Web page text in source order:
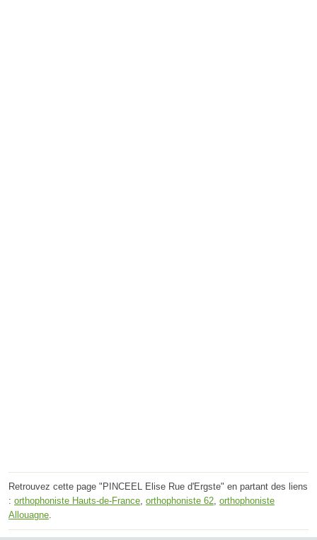
Retrouvez cette page "PINCEEL Elise Rue d'Ergste" en partant des liens
: orthophoniste Hauts-de-France, orthophoniste 62, orthophoniste
Allouagne.